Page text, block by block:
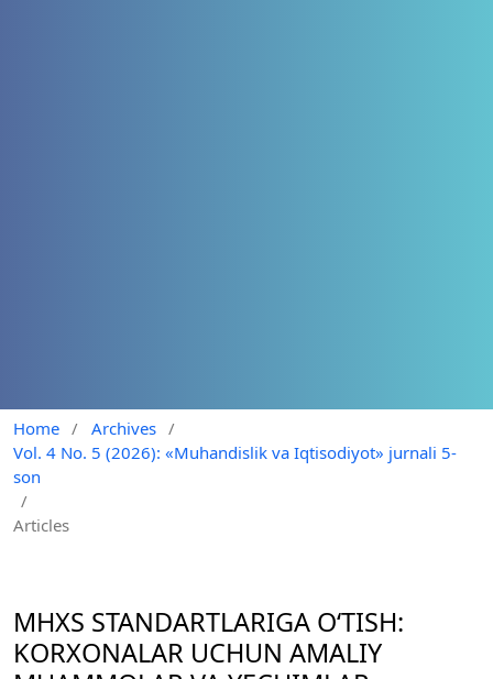
Home / Archives /
Vol. 4 No. 5 (2026): «Muhandislik va Iqtisodiyot» jurnali 5-
son
/
Articles
MHXS STANDARTLARIGA O‘TISH:
KORXONALAR UCHUN AMALIY